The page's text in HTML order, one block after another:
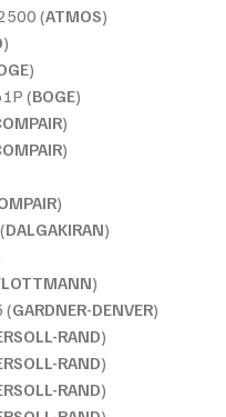
(ATMOS)
)
)
(BOGE)
)
)
)
DALGAKIRAN)
)
(GARDNER-DENVER)
RAND)
RAND)
RAND)